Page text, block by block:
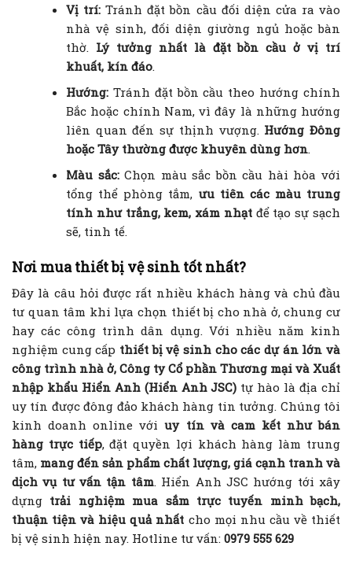
Vị trí: Tránh đặt bồn cầu đối diện cửa ra vào
nhà vệ sinh, đối diện giường ngủ hoặc bàn
thờ. Lý tưởng nhất là đặt bồn cầu ở vị trí
khuất, kín đáo.
Hướng: Tránh đặt bồn cầu theo hướng chính
Bắc hoặc chính Nam, vì đây là những hướng
liên quan đến sự thịnh vượng. Hướng Đông
hoặc Tây thường được khuyên dùng hơn.
Màu sắc:Chọn màu sắc bồn cầu hài hòa với
tổng thể phòng tắm, ưu tiên các màu trung
tính như trắng, kem, xám nhạtđể tạo sự sạch
sẽ, tinh tế.
Nơi mua thiết bị vệ sinh tốt nhất?
Đây là câu hỏi được rất nhiều khách hàng và chủ đầu
tư quan tâm khi lựa chọn thiết bị cho nhà ở, chung cư
hay các công trình dân dụng. Với nhiều năm kinh
nghiệm cung cấp thiết bị vệ sinh cho các dự án lớn và
công trình nhà ở, Công ty Cổ phần Thương mại và Xuất
nhập khẩu Hiển Anh (Hiển Anh JSC) tự hào là địa chỉ
uy tín được đông đảo khách hàng tin tưởng. Chúng tôi
kinh doanh online vớiuy tín và cam kết như bán
hàng trực tiếp, đặt quyền lợi khách hàng làm trung
tâm, mang đến sản phẩm chất lượng, giá cạnh tranh và
dịch vụ tư vấn tận tâm. Hiển Anh JSC hướng tới xây
dựng trải nghiệm mua sắm trực tuyến minh bạch,
thuận tiện và hiệu quả nhất cho mọi nhu cầu về thiết
bị vệ sinh hiện nay. Hotline tư vấn: 0979 555 629